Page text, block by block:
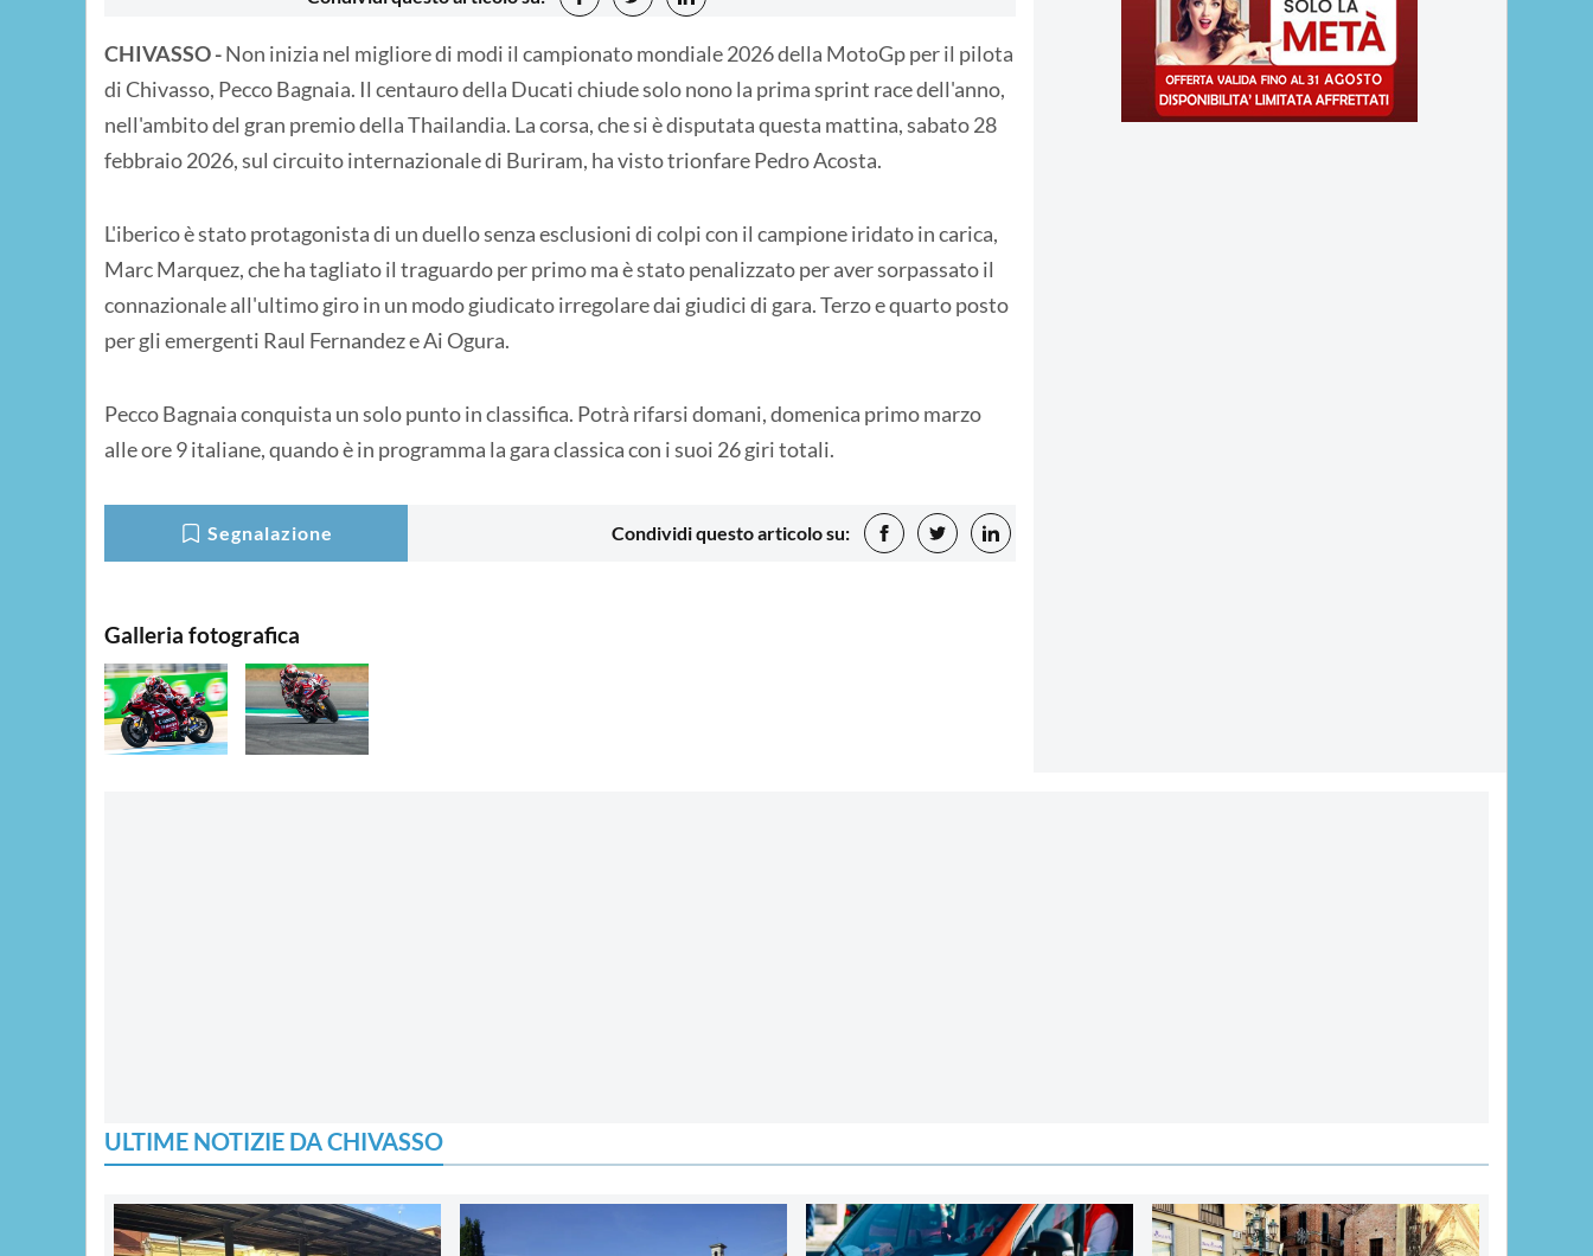
CHIVASSO -Non inizia nel migliore di modi il campionato mondiale 2026 della MotoGp per il pilota
di Chivasso, Pecco Bagnaia. Il centauro della Ducati chiude solo nono la prima sprint race dell'anno,
nell'ambito del gran premio della Thailandia. La corsa, che si è disputata questa mattina, sabato 28
febbraio 2026, sul circuito internazionale di Buriram, ha visto trionfare Pedro Acosta.
L'iberico è stato protagonista di un duello senza esclusioni di colpi con il campione iridato in carica,
Marc Marquez, che ha tagliato il traguardo per primo ma è stato penalizzato per aver sorpassato il
connazionale all'ultimo giro in un modo giudicato irregolare dai giudici di gara. Terzo e quarto posto
per gli emergenti Raul Fernandez e Ai Ogura.
Pecco Bagnaia conquista un solo punto in classifica. Potrà rifarsi domani, domenica primo marzo
alle ore 9 italiane, quando è in programma la gara classica con i suoi 26 giri totali.
Segnalazione Condividi questo articolo su:
Galleria fotografica
ULTIME NOTIZIE DA CHIVASSO